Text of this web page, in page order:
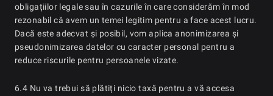
obligațiilor legale sau în cazurile în care considerăm în mod
rezonabil că avem un temei legitim pentru a face acest lucru.
Dacă este adecvat și posibil, vom aplica anonimizarea și
pseudonimizarea datelor cu caracter personal pentru a
reduce riscurile pentru persoanele vizate.
6.4 Nu va trebui să plătiți nicio taxă pentru a vă accesa